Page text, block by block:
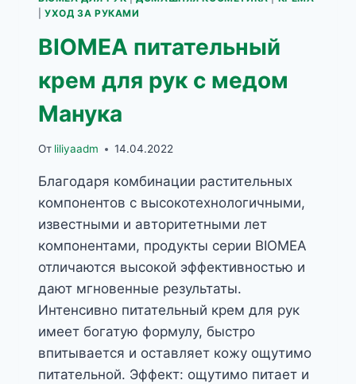
|УХОД ЗА РУКАМИ
BIOMEA питательный
крем для рук с медом
Манука
От liliyaadm 14.04.2022
Благодаря комбинации растительных
компонентов с высокотехнологичными,
известными и авторитетными лет
компонентами, продукты серии BIOMEA
отличаются высокой эффективностью и
дают мгновенные результаты.
Интенсивно питательный крем для рук
имеет богатую формулу, быстро
впитывается и оставляет кожу ощутимо
питательной. Эффект: ощутимо питает и